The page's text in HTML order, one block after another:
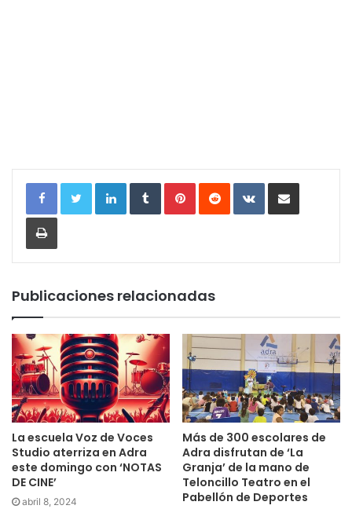
LinkedInTumblrPinterestReddit VKontakteCompartir por correo
Imprimir
Publicaciones relacionadas
La escuela Voz de Voces
Studio aterriza en Adra
este domingo con ‘NOTAS
DE CINE’
abril 8, 2024
Más de 300 escolares de
Adra disfrutan de ‘La
Granja’ de la mano de
Teloncillo Teatro en el
Pabellón de Deportes